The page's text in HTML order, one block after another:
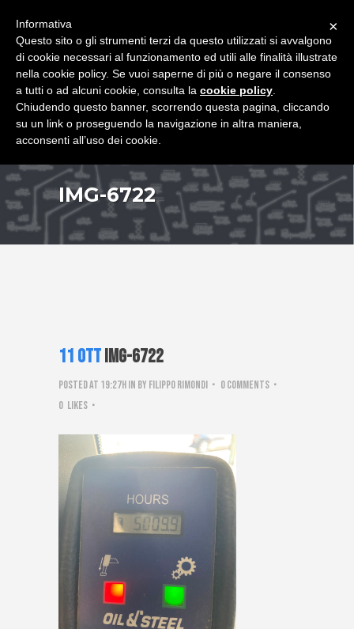
IMG-6722
11 OttIMG-6722
Posted at 19:27hin by Filippo Rimondi
0 Comments
0 Likes
×
Informativa
Questo sito o gli strumenti terzi da questo utilizzati si avvalgono
di cookie necessari al funzionamento ed utili alle finalità illustrate
nella cookie policy. Se vuoi saperne di più o negare il consenso
a tutti o ad alcuni cookie, consulta la cookie policy
Chiudendo questo banner, scorrendo questa pagina, cliccando
su un link o proseguendo la navigazione in altra maniera,
acconsenti all’uso dei cookie.